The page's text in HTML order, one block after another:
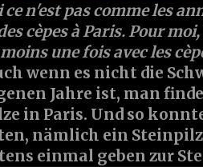
ce n'est pas comme les
cèpes à Paris. Pour
une fois avec les
wenn es nicht die
Jahre ist, man
in Paris. Und so
nämlich ein
einmal geben zur